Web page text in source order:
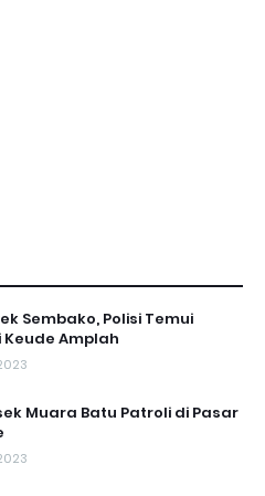
Sembako, Polisi Temui
Amplah
Muara Batu Patroli di Pasar